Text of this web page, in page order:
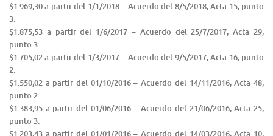
$1.969,30 a partir del 1/1/2018 – Acuerdo del 8/5/2018, Acta 15, punto
3.
$1.875,53 a partir del 1/6/2017 – Acuerdo del 25/7/2017, Acta 29,
punto 3.
$1.705,02 a partir del 1/3/2017 – Acuerdo del 9/5/2017, Acta 16, punto
2.
$1.550,02 a partir del 01/10/2016 – Acuerdo del 14/11/2016, Acta 48,
punto 2.
$1.383,95 a partir del 01/06/2016 – Acuerdo del 21/06/2016, Acta 25,
punto 3.
$1.203,43 a partir del 01/01/2016 – Acuerdo del 14/03/2016, Acta 10,